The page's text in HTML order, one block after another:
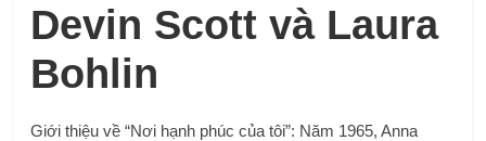
Devin Scott và Laura
Bohlin
Giới thiệu về “Nơi hạnh phúc của tôi”: Năm 1965, Anna